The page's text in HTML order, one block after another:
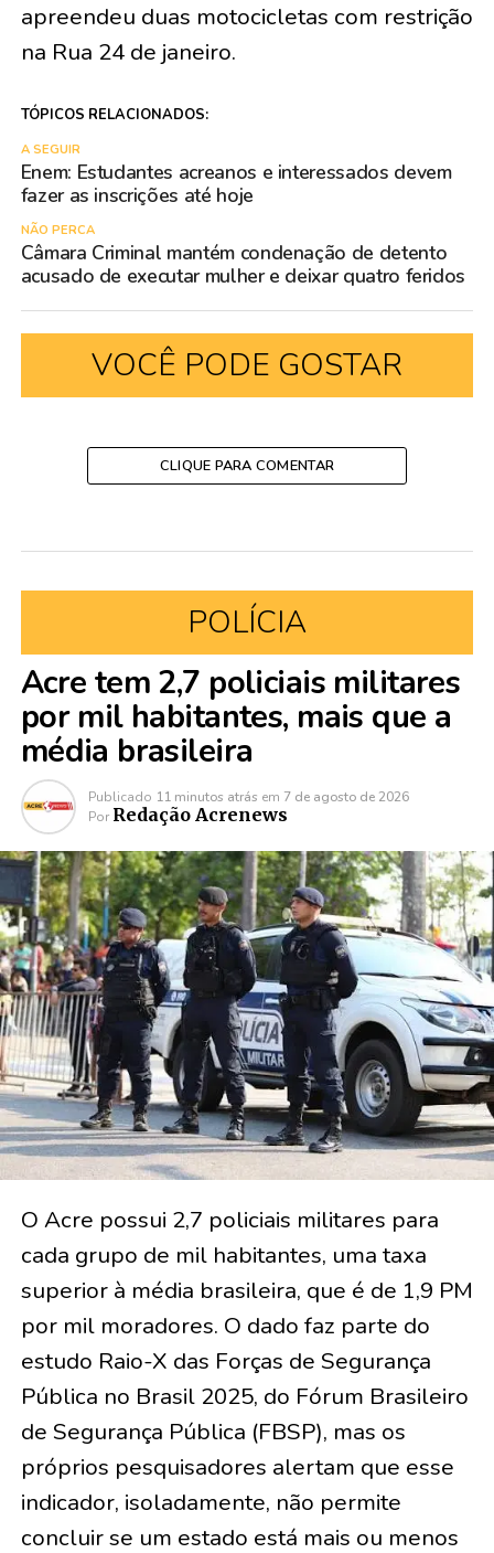
apreendeu duas motocicletas com restrição
na Rua 24 de janeiro.
TÓPICOS RELACIONADOS:
A SEGUIR
Enem: Estudantes acreanos e interessados devem
fazer as inscrições até hoje
NÃO PERCA
Câmara Criminal mantém condenação de detento
acusado de executar mulher e deixar quatro feridos
VOCÊ PODE GOSTAR
CLIQUE PARA COMENTAR
POLÍCIA
Acre tem 2,7 policiais militares
por mil habitantes, mais que a
média brasileira
Publicado 11 minutos atrás em 7 de agosto de 2026
Por Redação Acrenews
O Acre possui 2,7 policiais militares para
cada grupo de mil habitantes, uma taxa
superior à média brasileira, que é de 1,9 PM
por mil moradores. O dado faz parte do
estudo Raio-X das Forças de Segurança
Pública no Brasil 2025, do Fórum Brasileiro
de Segurança Pública (FBSP), mas os
próprios pesquisadores alertam que esse
indicador, isoladamente, não permite
concluir se um estado está mais ou menos